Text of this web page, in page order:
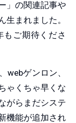
」の関連記事や
生まれました。
もご期待くださ
ゲンロン、
ゃくちゃ早くな
がらまだシステ
機能が追加され